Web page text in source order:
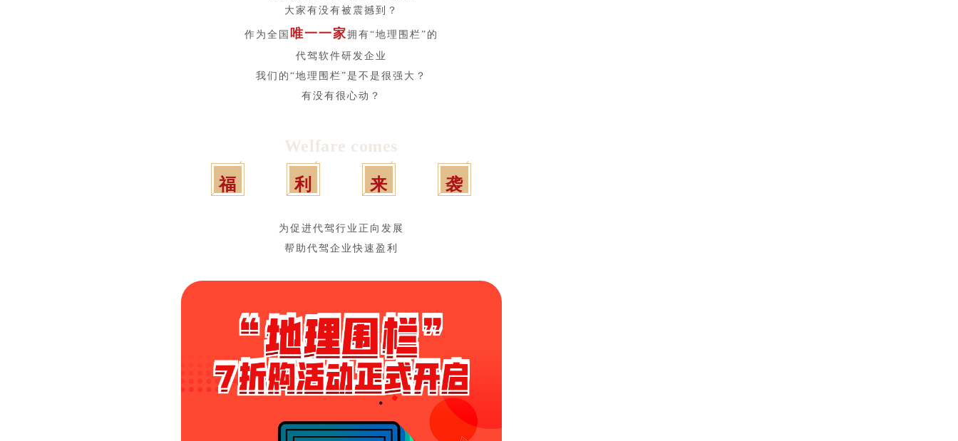
大家有没有被震撼到？
作为全国 唯一一家拥有“地理围栏”的
代驾软件研发企业
我们的“地理围栏”是不是很强大？
有没有很心动？
Welfare comes
福 利 来 袭
为促进代驾行业正向发展
帮助代驾企业快速盈利